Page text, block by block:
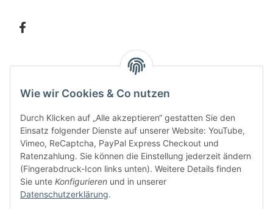
Bitte senden Sie mir entsprechend IhrerDatenschutzerklärungregelmäßig und
jederzeit widerruflich Informationen zu Ihrem Produktsortiment per E-Mail zu.
Wie wir Cookies & Co nutzen
Durch Klicken auf „Alle akzeptieren“ gestatten Sie den
Einsatz folgender Dienste auf unserer Website: YouTube,
Vimeo, ReCaptcha, PayPal Express Checkout und
Ratenzahlung. Sie können die Einstellung jederzeit ändern
(Fingerabdruck-Icon links unten). Weitere Details finden
Sie unte Konfigurieren und in unserer
Datenschutzerklärung.